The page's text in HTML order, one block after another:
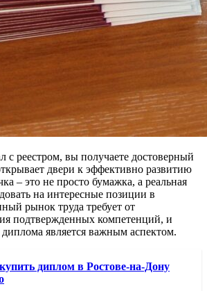
с реестром, вы получаете достоверный
двери к эффективно развитию
– это не просто бумажка, а реальная
на интересные позиции в
рынок труда требует от
подтвержденных компетенций, и
является важным аспектом.
диплом в Ростове-на-Дону